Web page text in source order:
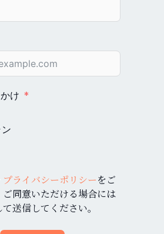
け
プライバシーポリシーをご
同意いただける場合には
送信してください。